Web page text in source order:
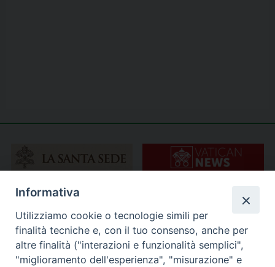
Informativa
Utilizziamo cookie o tecnologie simili per
finalità tecniche e, con il tuo consenso, anche per
altre finalità ("interazioni e funzionalità semplici",
"miglioramento dell'esperienza", "misurazione" e